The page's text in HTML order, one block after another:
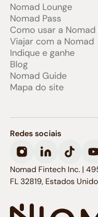
Nomad Lounge
Nomad Pass
Como usar a Nomad
Viajar com a Nomad
Indique e ganhe
Blog
Nomad Guide
Mapa do site
Redes sociais
Nomad Fintech Inc. |
FL 32819, Estados